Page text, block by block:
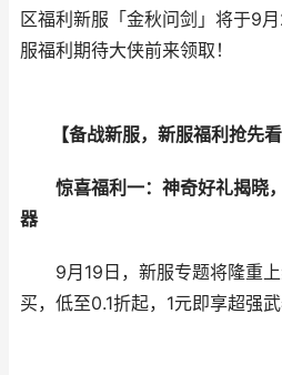
区福利新服「金秋问剑」将于9
服福利期待大侠前来领取！
【备战新服，新服福利抢先看
惊喜福利一：神奇好礼揭晓
器
9月19日，新服专题将隆重
买，低至0.1折起，1元即享超强武